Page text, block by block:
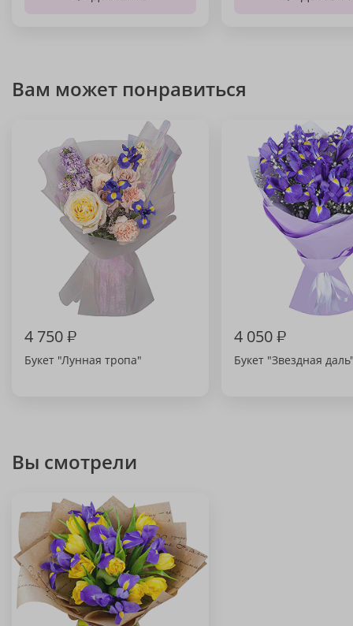
Вам может понравиться
4 750₽
Букет "Лунная тропа"
4 050₽
Букет "Звездная
Вы смотрели